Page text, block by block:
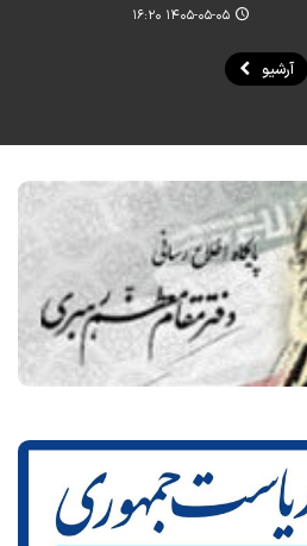
۱۴۰۵-۰۵-۰۵ ۱۶:۲۰
آرشیو